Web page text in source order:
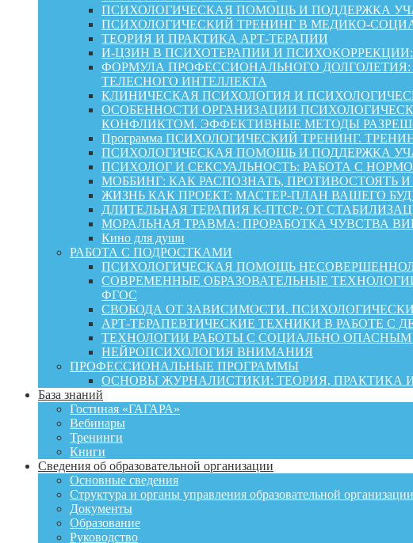
ПСИХОЛОГИЧЕСКАЯ ПОМОЩЬ И ПОДДЕРЖКА
ПСИХОЛОГИЧЕСКИЙ ТРЕНИНГ В МЕДИКО-
ТЕОРИЯ И ПРАКТИКА АРТ-ТЕРАПИИ
И-ЦЗИН В ПСИХОТЕРАПИИ И
ФОРМУЛА ПРОФЕССИОНАЛЬНОГО
ТЕЛЕСНОГО ИНТЕЛЛЕКТА
КЛИНИЧЕСКАЯ ПСИХОЛОГИЯ И
ОСОБЕННОСТИ ОРГАНИЗАЦИИ
КОНФЛИКТОМ. ЭФФЕКТИВНЫЕ МЕТОДЫ
Программа ПСИХОЛОГИЧЕСКИЙ ТРЕНИНГ.
ПСИХОЛОГИЧЕСКАЯ ПОМОЩЬ И ПОДДЕРЖКА
ПСИХОЛОГ И СЕКСУАЛЬНОСТЬ: РАБОТА С
МОББИНГ: КАК РАСПОЗНАТЬ, ПРОТИВОСТОЯТЬ И
ЖИЗНЬ КАК ПРОЕКТ: МАСТЕР‑ПЛАН ВАШЕГО
ДЛИТЕЛЬНАЯ ТЕРАПИЯ К-ПТСР: ОТ
МОРАЛЬНАЯ ТРАВМА: ПРОРАБОТКА ЧУВСТВА
Кино для души
РАБОТА С ПОДРОСТКАМИ
ПСИХОЛОГИЧЕСКАЯ ПОМОЩЬ
СОВРЕМЕННЫЕ ОБРАЗОВАТЕЛЬНЫЕ
ФГОС
СВОБОДА ОТ ЗАВИСИМОСТИ.
АРТ-ТЕРАПЕВТИЧЕСКИЕ ТЕХНИКИ В РАБОТЕ С
ТЕХНОЛОГИИ РАБОТЫ С СОЦИАЛЬНО
НЕЙРОПСИХОЛОГИЯ ВНИМАНИЯ
ПРОФЕССИОНАЛЬНЫЕ ПРОГРАММЫ
ОСНОВЫ ЖУРНАЛИСТИКИ: ТЕОРИЯ,
База знаний
Гостиная «ГАГАРА»
Вебинары
Тренинги
Книги
Сведения об образовательной организации
Основные сведения
Структура и органы управления образовательной организации
Документы
Образование
Руководство